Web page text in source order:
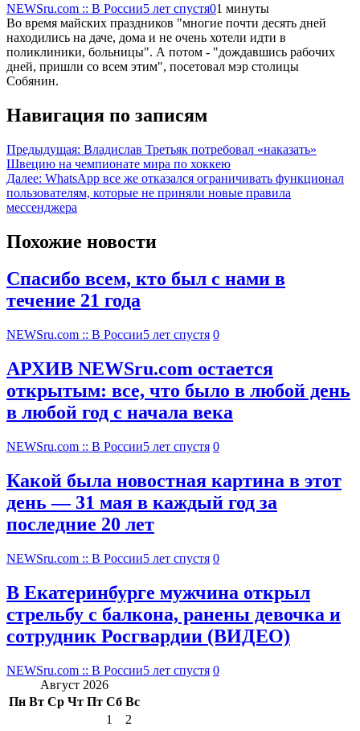
NEWSru.com :: В России5 лет спустя01 минуты
Во время майских праздников "многие почти десять дней
находились на даче, дома и не очень хотели идти в
поликлиники, больницы". А потом - "дождавшись рабочих
дней, пришли со всем этим", посетовал мэр столицы
Собянин.
Навигация по записям
Предыдущая: Владислав Третьяк потребовал «наказать»
Швецию на чемпионате мира по хоккею
Далее: WhatsApp все же отказался ограничивать функционал
пользователям, которые не приняли новые правила
мессенджера
Похожие новости
Спасибо всем, кто был с нами в
течение 21 года
NEWSru.com :: В России5 лет спустя 0
АРХИВ NEWSru.com остается
открытым: все, что было в любой день
в любой год с начала века
NEWSru.com :: В России5 лет спустя 0
Какой была новостная картина в этот
день — 31 мая в каждый год за
последние 20 лет
NEWSru.com :: В России5 лет спустя 0
В Екатеринбурге мужчина открыл
стрельбу с балкона, ранены девочка и
сотрудник Росгвардии (ВИДЕО)
NEWSru.com :: В России5 лет спустя 0
Август 2026
Пн Вт Ср Чт Пт Сб Вс
1
2